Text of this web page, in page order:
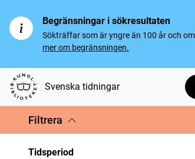
Begränsningar i sökresultaten
Sökträffar som är yngre än 100 år och
mer om begränsningen.
Svenska tidningar
Filtrera
Tidsperiod